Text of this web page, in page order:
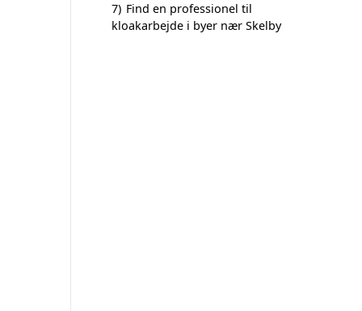
7) Find en professionel til
kloakarbejde i byer nær Skelby